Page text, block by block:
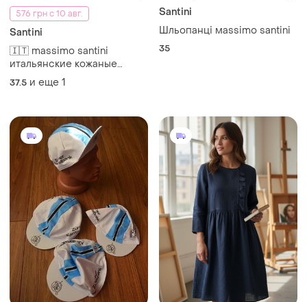
576 грн с 10 авг.
Santini
🇮🇹 massimo santini
итальянские кожаные
босоножки шлепанцы
цвета бургунди
37.5 и еще 1
Santini
Шльопанці маssimo santini
35